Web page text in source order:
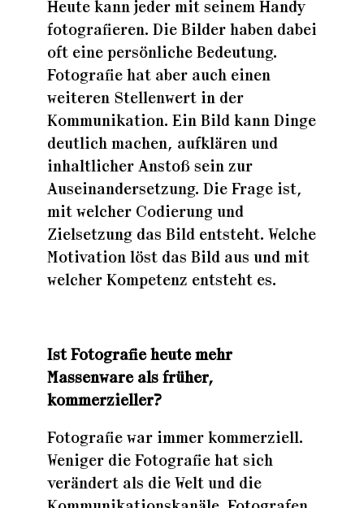
Heute kann jeder mit seinem Handy
fotografieren. Die Bilder haben dabei
oft eine persönliche Bedeutung.
Fotografie hat aber auch einen
weiteren Stellenwert in der
Kommunikation. Ein Bild kann Dinge
deutlich machen, aufklären und
inhaltlicher Anstoß sein zur
Auseinandersetzung. Die Frage ist,
mit welcher Codierung und
Zielsetzung das Bild entsteht. Welche
Motivation löst das Bild aus und mit
welcher Kompetenz entsteht es.
Ist Fotografie heute mehr
Massenware als früher,
kommerzieller?
Fotografie war immer kommerziell.
Weniger die Fotografie hat sich
verändert als die Welt und die